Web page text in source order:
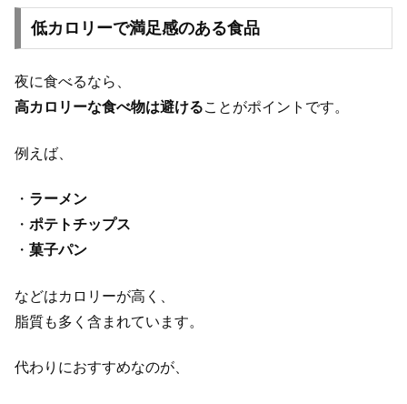
低カロリーで満足感のある食品
夜に食べるなら、
高カロリーな食べ物は避けることがポイントです。
例えば、
・ ラーメン
・ ポテトチップス
・ 菓子パン
などはカロリーが高く、
脂質も多く含まれています。
代わりにおすすめなのが、